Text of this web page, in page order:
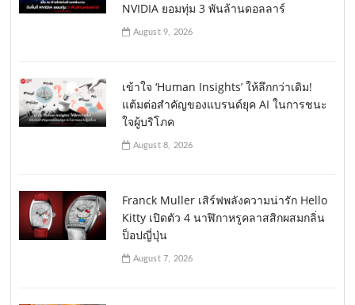
NVIDIA ยอมทุ่ม 3 พันล้านดอลลาร์
August 9, 2026
เข้าใจ ‘Human Insights’ ให้ลึกกว่าเดิม!
แต้มต่อสำคัญของแบรนด์ยุค AI ในการชนะ
ใจผู้บริโภค
August 8, 2026
Franck Muller เสิร์ฟพลังความน่ารัก Hello
Kitty เปิดตัว 4 นาฬิกาหรูคลาสสิกผสมกลิ่น
ป็อปญี่ปุ่น
August 7, 2026